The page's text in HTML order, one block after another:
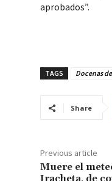
aprobados”.
TAGS Docenas
Share
Previous article
Muere el